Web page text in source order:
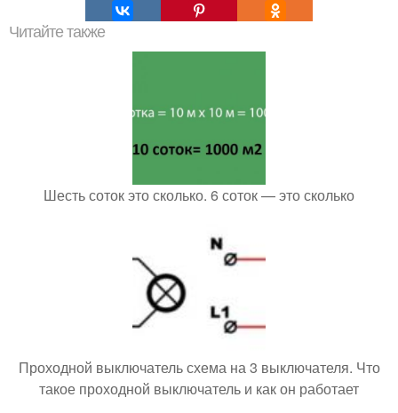
Читайте также
Шесть соток это сколько. 6 соток — это сколько
Проходной выключатель схема на 3 выключателя. Что
такое проходной выключатель и как он работает